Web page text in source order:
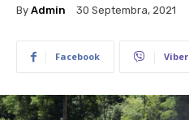
By Admin 30 Septembra, 2021
Facebook Viber